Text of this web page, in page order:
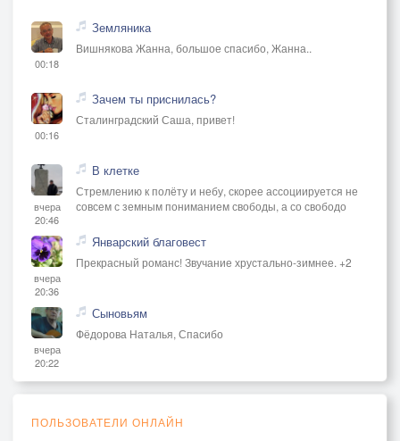
00:18
Земляника
Вишнякова Жанна, большое спасибо, Жанна..
00:16
Зачем ты приснилась?
Сталинградский Саша, привет!
вчера
20:46
В клетке
Стремлению к полёту и небу, скорее ассоциируется не
совсем с земным пониманием свободы, а со свободо
вчера
20:36
Январский благовест
Прекрасный романс! Звучание хрустально-зимнее. +2
вчера
20:22
Сыновьям
Фёдорова Наталья, Спасибо
ПОЛЬЗОВАТЕЛИ ОНЛАЙН